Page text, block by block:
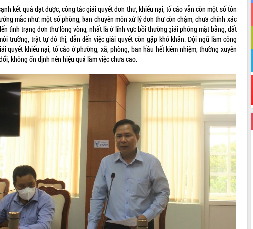
kết quả đạt được, công tác giải quyết đơn thư, khiếu nại, tố cáo vẫn còn một số tồn
mắc như: một số phòng, ban chuyên môn xử lý đơn thư còn chậm, chưa chính xác
tình trạng đơn thư lòng vòng, nhất là ở lĩnh vực bồi thường giải phóng mặt bằng, đất
trường, trật tự đô thị, dẫn đến việc giải quyết còn gặp khó khăn. Đội ngũ làm công
quyết khiếu nại, tố cáo ở phường, xã, phòng, ban hầu hết kiêm nhiệm, thường xuyên
không ổn định nên hiệu quả làm việc chưa cao.